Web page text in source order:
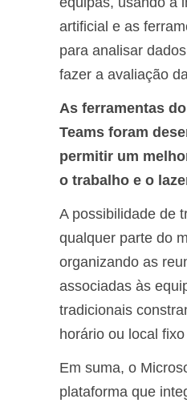
artificial e as
para analisar
fazer a avaliação
As ferramentas
Teams foram
permitir um
o trabalho e o
A possibilidade de
qualquer parte do
organizando as
associadas às
tradicionais
horário ou local
Em suma, o
plataforma que